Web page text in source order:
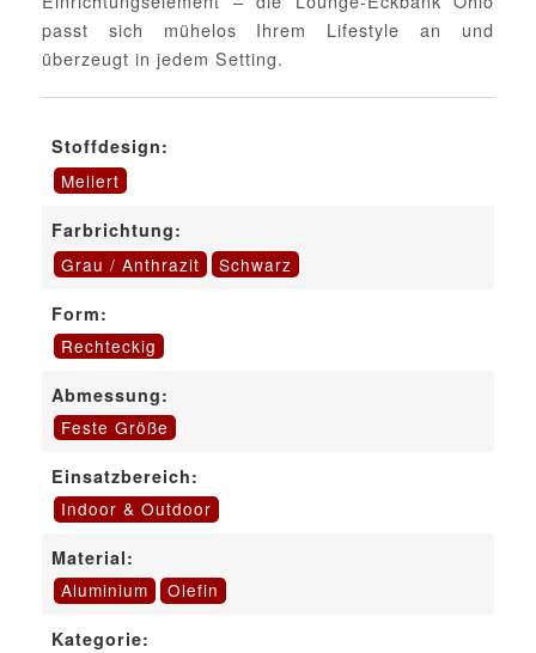
passt sich mühelos Ihrem Lifestyle an und
überzeugt in jedem Setting.
Stoffdesign:
Meliert
Farbrichtung:
Grau / Anthrazit
Schwarz
Form:
Rechteckig
Abmessung:
Feste Größe
Einsatzbereich:
Indoor & Outdoor
Material:
Aluminium
Olefin
Kategorie: